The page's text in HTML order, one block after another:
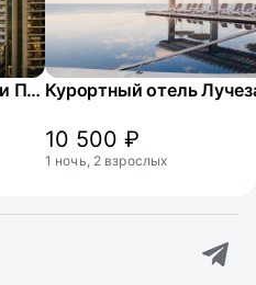
City Park Hotel Sochi (Сити Парк)
10 500 ₽
1 ночь, 2 взрослых